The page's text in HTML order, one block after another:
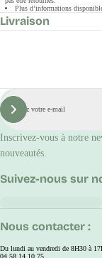
Plus d’informations
Livraison
E-
mail
S'inscrire
Inscrivez-vous à notre
nouveautés.
Nous contacter :
Du lundi au vendredi de 8H30 à
04.58.14.10.75
Suivez-nous sur